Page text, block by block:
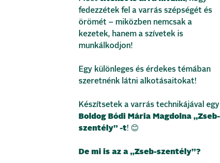
fedezzétek fel a varrás szépségét és
örömét – miközben nemcsak a
kezetek, hanem a szívetek is
munkálkodjon!
Egy különleges és érdekes témában
szeretnénk látni alkotásaitokat!
Készítsetek a varrás technikájával egy
Boldog Bódi Mária Magdolna „Zseb-
szentély” -t! 😊
De mi is az a „Zseb-szentély”?